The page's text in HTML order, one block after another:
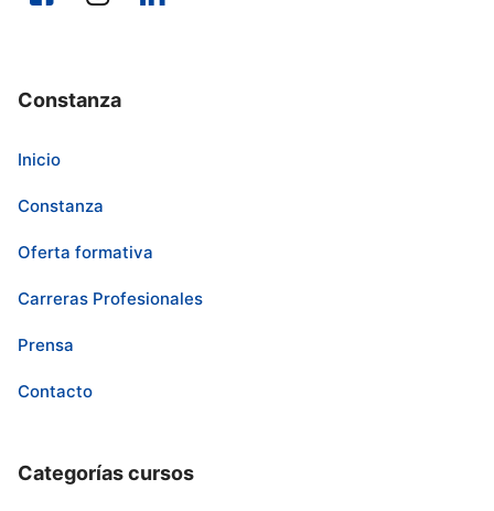
Constanza
Inicio
Constanza
Oferta formativa
Carreras Profesionales
Prensa
Contacto
Categorías cursos